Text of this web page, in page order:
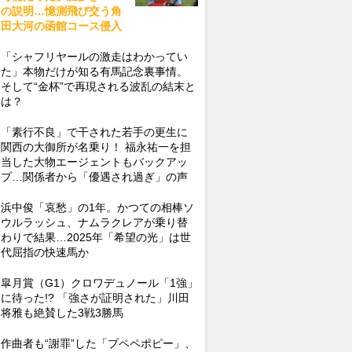
の説明…憶測飛び交う角
田大河の函館コース侵入
「シャフリヤールの激走はわかってい
た」本物だけが知る有馬記念裏事情。
そして“金杯”で再現される波乱の結末と
は？
「素行不良」で干された若手の更生に
関西の大御所が名乗り！ 福永祐一を担
当した大物エージェントもバックアッ
プ…関係者から「優遇され過ぎ」の声
浜中俊「哀愁」の1年。かつての相棒ソ
ウルラッシュ、ナムラクレアが乗り替
わりで結果…2025年「希望の光」は世
代屈指の快速馬か
皐月賞（G1）クロワデュノール「1強」
に待った!? 「強さが証明された」川田
将雅も絶賛した3戦3勝馬
作曲者も“謝罪”した「プペペポピー」、